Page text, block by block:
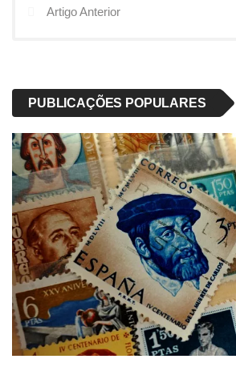
Artigo Anterior
PUBLICAÇÕES POPULARES